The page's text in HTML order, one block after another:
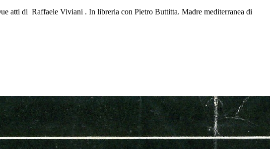
atti di Raffaele Viviani . In libreria con Pietro Buttitta. Madre mediterranea di